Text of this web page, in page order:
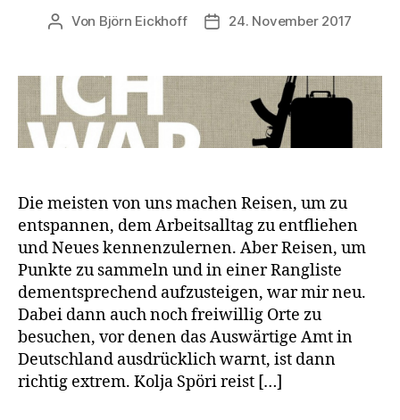
Beitragsautor
Von Björn Eickhoff Veröffentlichungsdatum
24. November 2017
Die meisten von uns machen Reisen, um zu
entspannen, dem Arbeitsalltag zu entfliehen
und Neues kennenzulernen. Aber Reisen, um
Punkte zu sammeln und in einer Rangliste
dementsprechend aufzusteigen, war mir neu.
Dabei dann auch noch freiwillig Orte zu
besuchen, vor denen das Auswärtige Amt in
Deutschland ausdrücklich warnt, ist dann
richtig extrem. Kolja Spöri reist […]